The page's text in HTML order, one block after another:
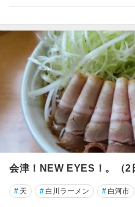
会津！NEW EYES！。（2
# 天 # 白川ラーメン # 白河市